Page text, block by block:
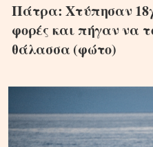
Πάτρα: Χτύπησαν
φορές και πήγαν να
θάλασσα (φώτο)